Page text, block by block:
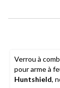
Verrou à
pour arme à
Huntshield,